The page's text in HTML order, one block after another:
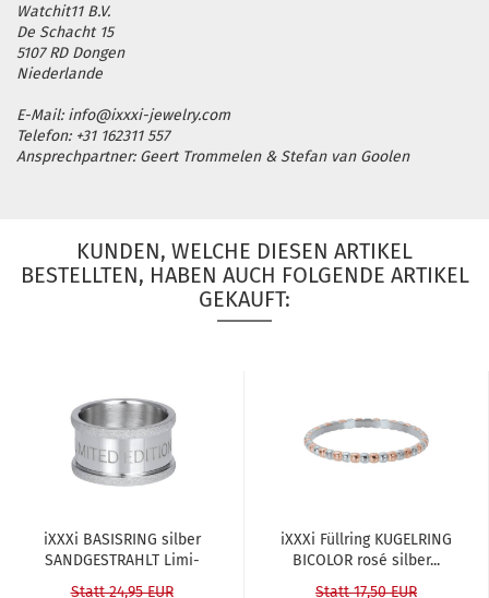
Watchit11 B.V.
De Schacht 15
5107 RD Dongen
Niederlande
E-Mail: info@ixxxi-jewelry.com
Telefon: +31 162311 557
Ansprechpartner: Geert Trommelen & Stefan van Goolen
KUNDEN, WELCHE DIESEN ARTIKEL
BESTELLTEN, HABEN AUCH FOLGENDE ARTIKEL
GEKAUFT:
iXXXi BA­SIS­RING sil­ber
SAND­GE­STRAHLT Li­mi­
Statt 24,95 EUR
iXXXi Füll­ring KU­GEL­RING
BICO­LOR rosé sil­ber...
Statt 17,50 EUR